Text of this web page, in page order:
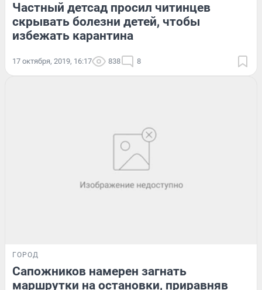
Частный детсад просил читинцев
скрывать болезни детей, чтобы
избежать карантина
17 октября, 2019, 16:17 838 8
ГОРОД
Сапожников намерен загнать
маршрутки на остановки, приравняв